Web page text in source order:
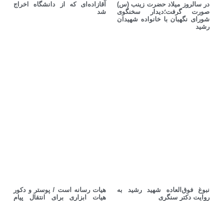
در سالروز میلاد حضرت زینب (س)
صورت گرفت؛دیدار سخنگوی
شورای نگهبان با خانواده شهیدان
رشید
آقازاده‌ای که از دانشگاه اخراج
شد
نبوغ فوق‌العاده‌ شهید رشید به
روایت دکتر سنگری
هیات رسانه است / پوستر و دکور
هیات ابزاری برای انتقال پیام